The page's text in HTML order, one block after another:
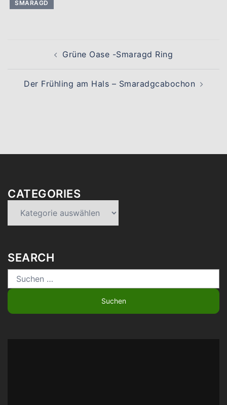
SMARAGD
Beitragsnavigation
Grüne Oase -Smaragd Ring
Der Frühling am Hals – Smaradgcabochon
CATEGORIES
SEARCH
Suchen
nach: